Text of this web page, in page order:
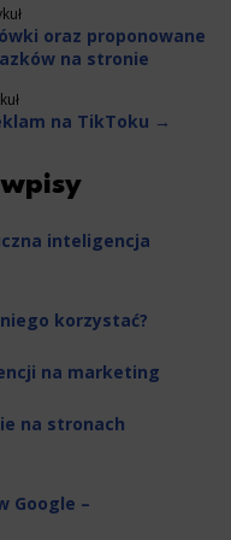
oraz proponowane
na stronie
na TikToku →
inteligencja
korzystać?
na marketing
na stronach
Google –